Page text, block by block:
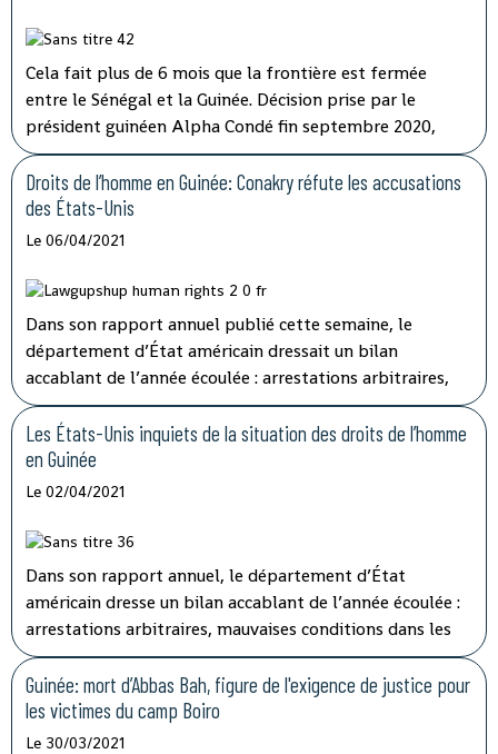
experts de l'OMS Afrique restent très prudents car ils
manquent encore d'indicateurs fiables sur son évolution.
Cela fait plus de 6 mois que la frontière est fermée
entre le Sénégal et la Guinée. Décision prise par le
président guinéen Alpha Condé fin septembre 2020,
avant la présidentielle qui a mené à sa réélection. Motif
avancé : « raisons de sécurité ». La commission de la
Cédéao a appelé la semaine dernière à la poursuite « des
discussions bilatérales en cours » entre Dakar et Conakry
incompréhensible pour les commerçants et
transporteurs de part et d’autre, durement touchés.
Droits de l’homme en Guinée: Conakry réfute les accusations
des États-Unis
Le 06/04/2021
Dans son rapport annuel publié cette semaine, le
département d’État américain dressait un bilan
accablant de l’année écoulée : arrestations arbitraires,
mauvaises conditions dans les prisons… Mais pour le
ministre de l'Information et de la communication de
Conakry, Amara Somparé ce rapport manque de sérieux.
Les États-Unis inquiets de la situation des droits de l’homme
en Guinée
Le 02/04/2021
Dans son rapport annuel, le département d’État
américain dresse un bilan accablant de l’année écoulée :
arrestations arbitraires, mauvaises conditions dans les
prisons… Le département d’État américain confirme
dans ce rapport paru cette semaine les
dysfonctionnements pointés du doigt ces derniers mois
par plusieurs organisations de défense des droits de
Guinée: mort d’Abbas Bah, figure de l'exigence de justice pour
les victimes du camp Boiro
Le 30/03/2021